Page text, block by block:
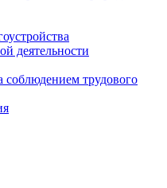
деятельности
соблюдением трудового